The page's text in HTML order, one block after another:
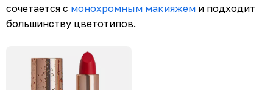
сочетается с монохромным макияжем и подходит
большинству цветотипов.